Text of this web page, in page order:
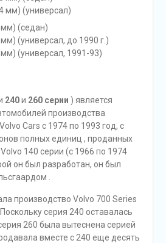
мм) (универсал)
(седан)
(универсал, до 1990 г.)
(универсал, 1991-93)
240и 260 серии ) является
производства
Cars с 1974 по 1993 год, с
полных единиц , проданных
140 серии (с 1966 по 1974
он был разработан, он был
.
производство Volvo 700 Series
серия 240 оставалась
260 была вытеснена серией
вместе с 240 еще десять